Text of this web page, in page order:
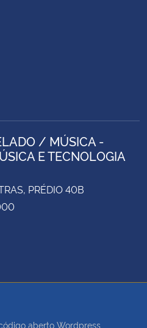
/ MÚSICA -
E TECNOLOGIA
PRÉDIO 40B
aberto Wordpress